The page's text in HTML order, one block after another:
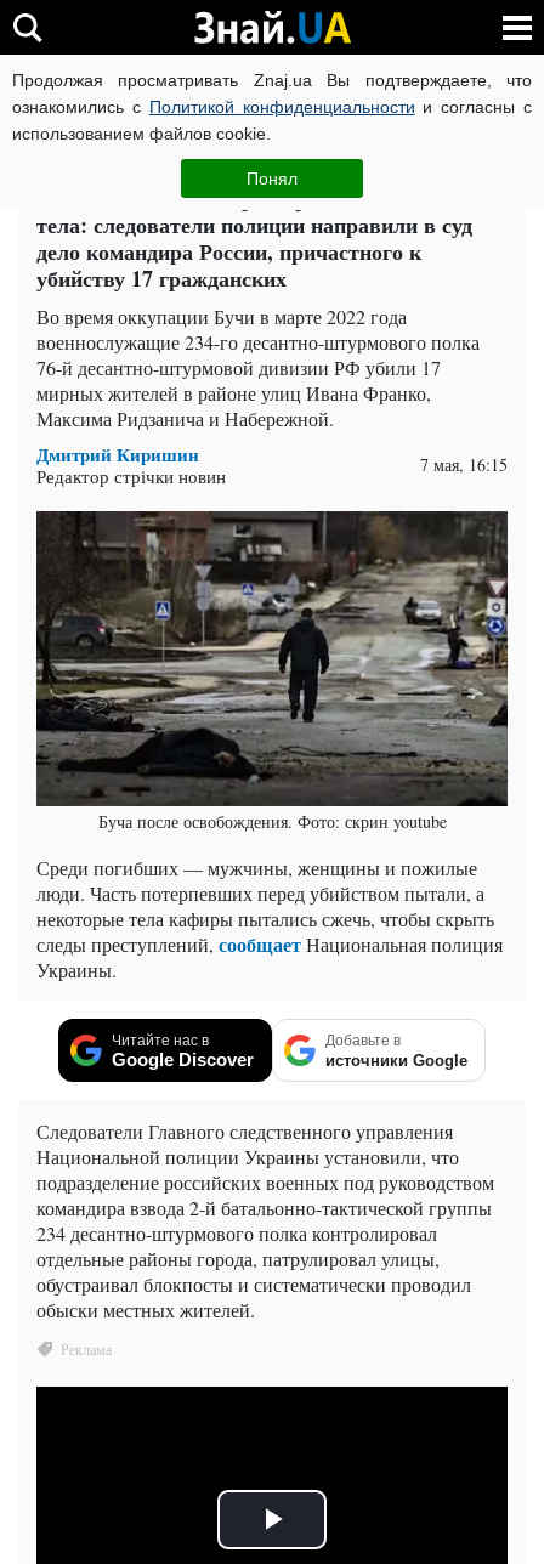
Продолжая просматривать Znaj.ua Вы подтверждаете, что
ознакомились с Политикой конфиденциальности и согласны с
использованием файлов cookie.
Понял
ВОЙНА РОССИИ ПРОТИВ УКРАИНЫ КОРОНАВИРУС В
ЧИТАТИ УКРАЇНСЬКОЮ
Выгоняли из домов, расстреливали и сжигали
тела: следователи полиции направили в суд
дело командира России, причастного к
убийству 17 гражданских
Во время оккупации Бучи в марте 2022 года
военнослужащие 234-го десантно-штурмового полка
76-й десантно-штурмовой дивизии РФ убили 17
мирных жителей в районе улиц Ивана Франко,
Максима Ридзанича и Набережной.
Дмитрий Киришин
Редактор стрічки новин 7 мая, 16:15
Буча после освобождения. Фото: скрин youtube
Среди погибших — мужчины, женщины и пожилые
люди. Часть потерпевших перед убийством пытали, а
некоторые тела кафиры пытались сжечь, чтобы скрыть
следы преступлений, сообщаетНациональная полиция
Украины.
Читайте нас в
Google Discover
Добавьте в
источники Google
Следователи Главного следственного управления
Национальной полиции Украины установили, что
подразделение российских военных под руководством
командира взвода 2-й батальонно-тактической группы
234 десантно-штурмового полка контролировал
отдельные районы города, патрулировал улицы,
обустраивал блокпосты и систематически проводил
обыски местных жителей.